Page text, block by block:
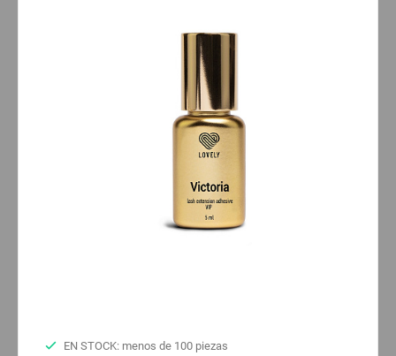
EN STOCK: menos de 100 piezas